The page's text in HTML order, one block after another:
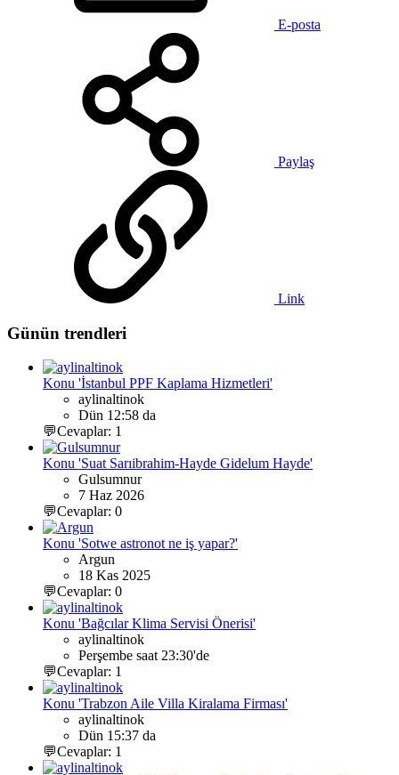
E-posta
Paylaş
Link
Günün trendleri
Konu 'İstanbul PPF Kaplama Hizmetleri'
aylinaltinok
Dün 12:58 da
💬Cevaplar: 1
Konu 'Suat Sarıibrahim-Hayde Gidelum Hayde'
Gulsumnur
7 Haz 2026
💬Cevaplar: 0
Konu 'Sotwe astronot ne iş yapar?'
Argun
18 Kas 2025
💬Cevaplar: 0
Konu 'Bağcılar Klima Servisi Önerisi'
aylinaltinok
Perşembe saat 23:30'de
💬Cevaplar: 1
Konu 'Trabzon Aile Villa Kiralama Firması'
aylinaltinok
Dün 15:37 da
💬Cevaplar: 1